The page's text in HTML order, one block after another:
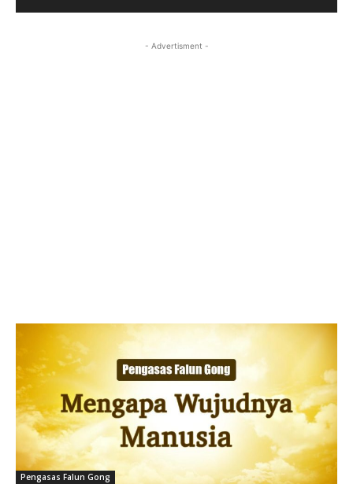
- Advertisment -
Pengasas Falun Gong